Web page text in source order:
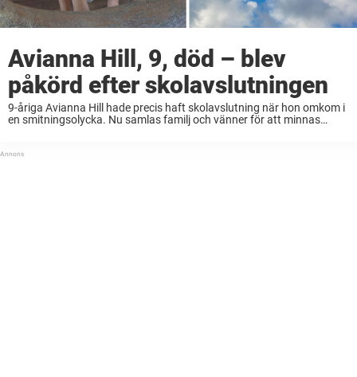
Avianna Hill, 9, död – blev
påkörd efter skolavslutningen
9-åriga Avianna Hill hade precis haft skolavslutning när hon omkom i
en smitningsolycka. Nu samlas familj och vänner för att minnas